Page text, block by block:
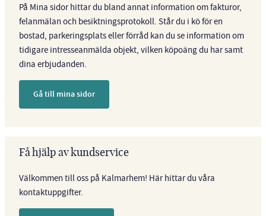
På Mina sidor hittar du bland annat information om fakturor,
felanmälan och besiktningsprotokoll. Står du i kö för en
bostad, parkeringsplats eller förråd kan du se information om
tidigare intresseanmälda objekt, vilken köpoäng du har samt
dina erbjudanden.
Gå till mina sidor
Få hjälp av kundservice
Välkommen till oss på Kalmarhem! Här hittar du våra
kontaktuppgifter.